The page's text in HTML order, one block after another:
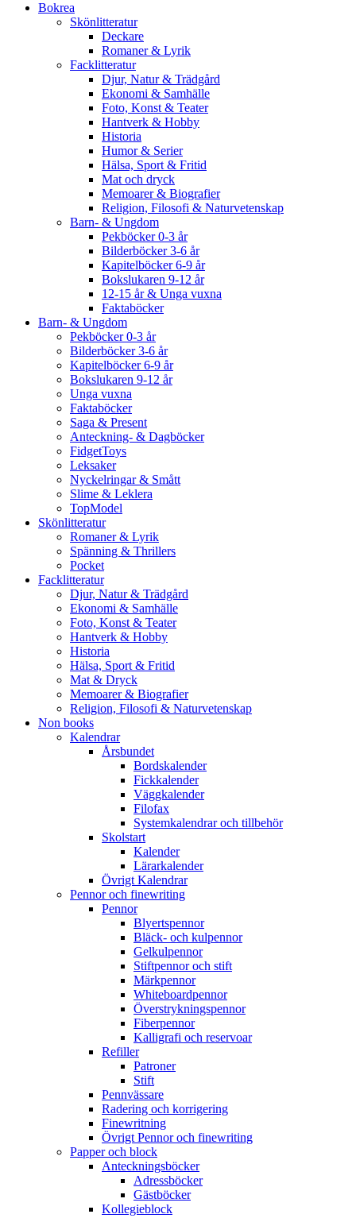
Bokrea
Skönlitteratur
Deckare
Romaner & Lyrik
Facklitteratur
Djur, Natur & Trädgård
Ekonomi & Samhälle
Foto, Konst & Teater
Hantverk & Hobby
Historia
Humor & Serier
Hälsa, Sport & Fritid
Mat och dryck
Memoarer & Biografier
Religion, Filosofi & Naturvetenskap
Barn- & Ungdom
Pekböcker 0-3 år
Bilderböcker 3-6 år
Kapitelböcker 6-9 år
Bokslukaren 9-12 år
12-15 år & Unga vuxna
Faktaböcker
Barn- & Ungdom
Pekböcker 0-3 år
Bilderböcker 3-6 år
Kapitelböcker 6-9 år
Bokslukaren 9-12 år
Unga vuxna
Faktaböcker
Saga & Present
Anteckning- & Dagböcker
FidgetToys
Leksaker
Nyckelringar & Smått
Slime & Leklera
TopModel
Skönlitteratur
Romaner & Lyrik
Spänning & Thrillers
Pocket
Facklitteratur
Djur, Natur & Trädgård
Ekonomi & Samhälle
Foto, Konst & Teater
Hantverk & Hobby
Historia
Hälsa, Sport & Fritid
Mat & Dryck
Memoarer & Biografier
Religion, Filosofi & Naturvetenskap
Non books
Kalendrar
Årsbundet
Bordskalender
Fickkalender
Väggkalender
Filofax
Systemkalendrar och tillbehör
Skolstart
Kalender
Lärarkalender
Övrigt Kalendrar
Pennor och finewriting
Pennor
Blyertspennor
Bläck- och kulpennor
Gelkulpennor
Stiftpennor och stift
Märkpennor
Whiteboardpennor
Överstrykningspennor
Fiberpennor
Kalligrafi och reservoar
Refiller
Patroner
Stift
Pennvässare
Radering och korrigering
Finewritning
Övrigt Pennor och finewriting
Papper och block
Anteckningsböcker
Adressböcker
Gästböcker
Kollegieblock